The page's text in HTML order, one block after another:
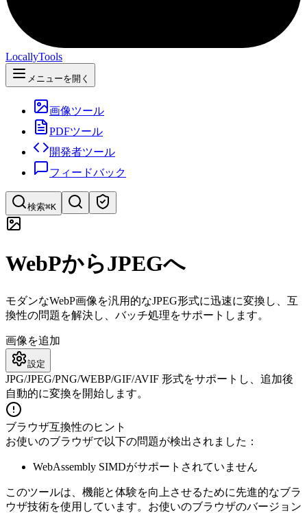
LocallyTools
メニューを開く
画像ツール
PDFツール
開発者ツール
フィードバック
検索⌘K
ツールを素早く検索
WebPからJPEGへ
モダンなWebP画像を汎用的なJPEG形式に迅速に変換し、互
換性の問題を解決し、バッチ処理をサポートします。
画像を追加
設定
JPG/JPEG/PNG/WEBP/GIF/AVIF 形式をサポートし、追加後
自動的に変換を開始します。
ブラウザ互換性のヒント
お使いのブラウザで以下の問題が検出されました：
WebAssembly SIMDがサポートされていません
このツールは、機能と体験を向上させるために先進的なブラ
ウザ技術を使用しています。お使いのブラウザのバージョン